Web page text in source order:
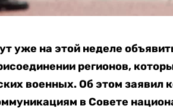
уже на этой неделе
регионов,
военных. Об этом заявил
в Совете